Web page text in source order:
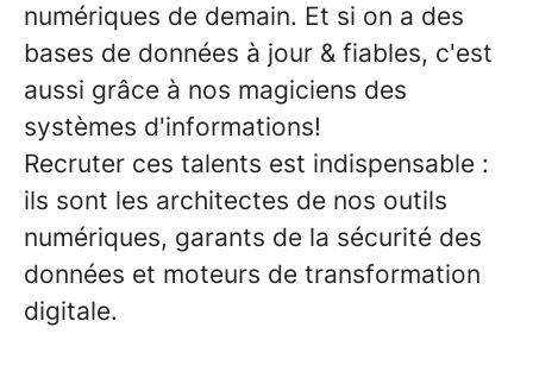
numériques de demain. Et si on a des
bases de données à jour & fiables, c'est
aussi grâce à nos magiciens des
systèmes d'informations!
Recruter ces talents est indispensable :
ils sont les architectes de nos outils
numériques, garants de la sécurité des
données et moteurs de transformation
digitale.